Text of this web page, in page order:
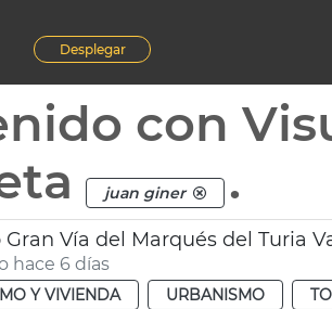
Desplegar
con
juan giner .
Vía del Marqués del Turia
hace 6 días
Y VIVIENDA URBANISMO